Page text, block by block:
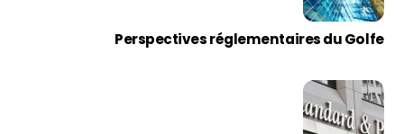
Perspectives réglementaires du Golfe